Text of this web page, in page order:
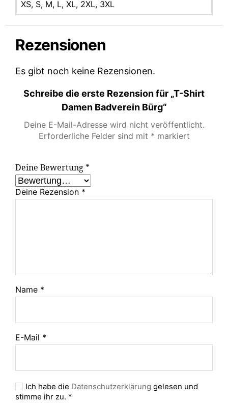
XS, S, M, L, XL, 2XL, 3XL
Rezensionen
Es gibt noch keine Rezensionen.
Schreibe die erste Rezension für „T-Shirt
Damen Badverein Bürg“
Deine E-Mail-Adresse wird nicht veröffentlicht.
Erforderliche Felder sind mit * markiert
Deine Bewertung *
Deine Rezension *
Name *
E-Mail *
Ich habe die Datenschutzerklärung gelesen und
stimme ihr zu. *